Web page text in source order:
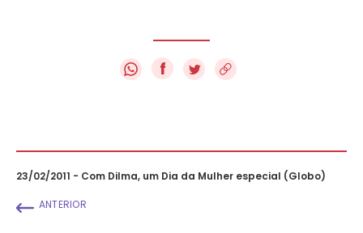
f
23/02/2011 - Com Dilma, um Dia da Mulher especial (Globo)
ANTERIOR